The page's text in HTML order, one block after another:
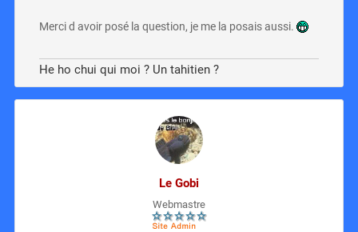
Merci d avoir posé la question, je me la posais aussi.
He ho chui qui moi ? Un tahitien ?
Le Gobi
Webmastre